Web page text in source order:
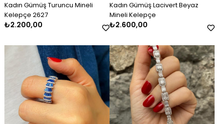
Kadın Gümüş Turuncu Mineli
Kelepçe 2627
₺2.200,00
Kadın Gümüş Lacivert Beyaz
Mineli Kelepçe
₺2.600,00